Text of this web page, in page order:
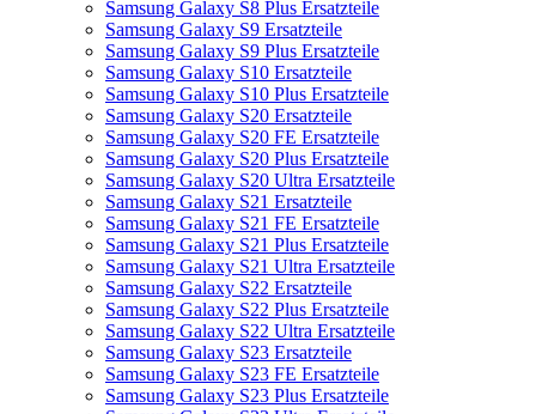
Samsung Galaxy S8 Plus Ersatzteile
Samsung Galaxy S9 Ersatzteile
Samsung Galaxy S9 Plus Ersatzteile
Samsung Galaxy S10 Ersatzteile
Samsung Galaxy S10 Plus Ersatzteile
Samsung Galaxy S20 Ersatzteile
Samsung Galaxy S20 FE Ersatzteile
Samsung Galaxy S20 Plus Ersatzteile
Samsung Galaxy S20 Ultra Ersatzteile
Samsung Galaxy S21 Ersatzteile
Samsung Galaxy S21 FE Ersatzteile
Samsung Galaxy S21 Plus Ersatzteile
Samsung Galaxy S21 Ultra Ersatzteile
Samsung Galaxy S22 Ersatzteile
Samsung Galaxy S22 Plus Ersatzteile
Samsung Galaxy S22 Ultra Ersatzteile
Samsung Galaxy S23 Ersatzteile
Samsung Galaxy S23 FE Ersatzteile
Samsung Galaxy S23 Plus Ersatzteile